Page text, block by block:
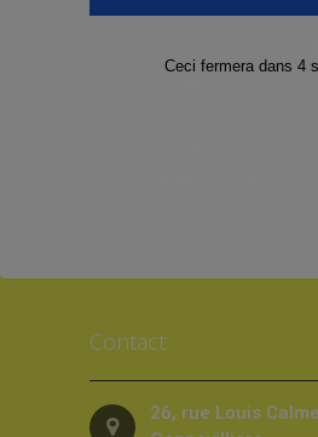
Je suis nouvelle/
Contact
26, rue Louis
Ceci fermera dans 3